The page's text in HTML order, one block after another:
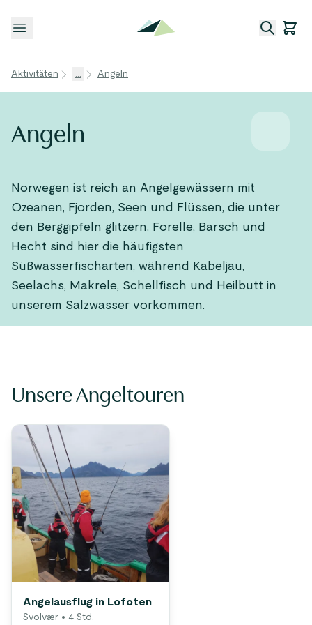
Menü öffnen
Aktivitäten ... Angeln
Angeln
Norwegen ist reich an Angelgewässern mit
Ozeanen, Fjorden, Seen und Flüssen, die unter
den Berggipfeln glitzern. Forelle, Barsch und
Hecht sind hier die häufigsten
Süßwasserfischarten, während Kabeljau,
Seelachs, Makrele, Schellfisch und Heilbutt in
unserem Salzwasser vorkommen.
Unsere Angeltouren
Angelausflug in Lofoten
Svolvær • 4 Std.